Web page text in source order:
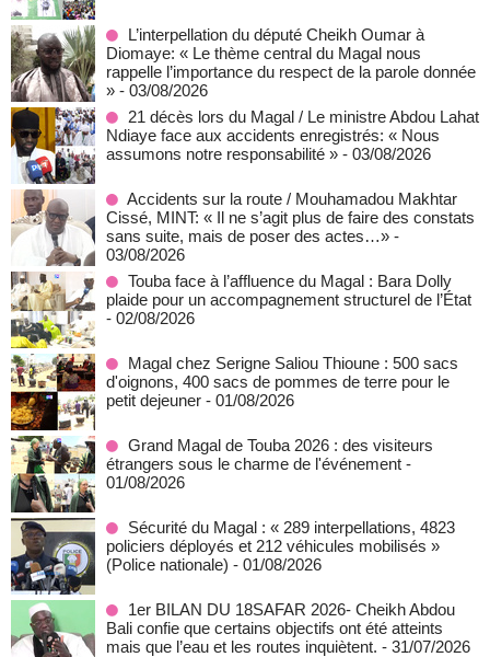
L’interpellation du député Cheikh Oumar à
Diomaye: « Le thème central du Magal nous
rappelle l’importance du respect de la parole donnée
» - 03/08/2026
21 décès lors du Magal / Le ministre Abdou Lahat
Ndiaye face aux accidents enregistrés: « Nous
assumons notre responsabilité » - 03/08/2026
Accidents sur la route / Mouhamadou Makhtar
Cissé, MINT: « Il ne s’agit plus de faire des constats
sans suite, mais de poser des actes…» -
03/08/2026
Touba face à l’affluence du Magal : Bara Dolly
plaide pour un accompagnement structurel de l’État
- 02/08/2026
Magal chez Serigne Saliou Thioune : 500 sacs
d'oignons, 400 sacs de pommes de terre pour le
petit dejeuner - 01/08/2026
Grand Magal de Touba 2026 : des visiteurs
étrangers sous le charme de l'événement -
01/08/2026
Sécurité du Magal : « 289 interpellations, 4823
policiers déployés et 212 véhicules mobilisés »
(Police nationale) - 01/08/2026
1er BILAN DU 18SAFAR 2026- Cheikh Abdou
Bali confie que certains objectifs ont été atteints
mais que l’eau et les routes inquiètent. - 31/07/2026